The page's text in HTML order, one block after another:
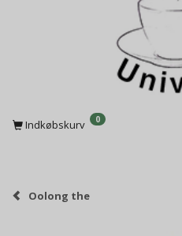
Indkøbskurv 0
Oolong the